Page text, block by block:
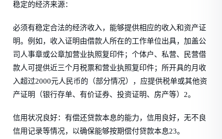
稳定的经济来源：
必须有稳定合法的经济收入，能够提供相应的收入和资产证
明。例如，收入证明由借款人所在的工作单位出具，加盖公
司人事章或公章加营业执照复印件；个体户、私营、民营借
款人可提供近三个月税票和营业执照复印件；所开具的月收
入超过2000元人民币的（部分情况），应提供税单或其他资
产证明（银行存单、有价证券、投资证明、房产等）2。
信用状况良好：有偿还贷款本息的能力，信用良好，无不良
信用记录等情况，以确保能够按期偿付贷款本息23。